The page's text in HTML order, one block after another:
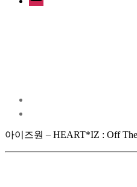
아이즈원 – HEART*IZ : Off The